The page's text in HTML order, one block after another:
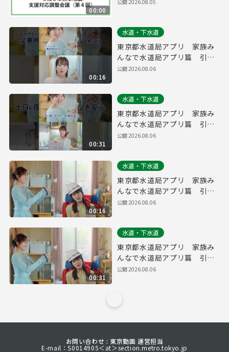
00:00
公開2026.08.05
00:16
水道・下水道
東京都水道局アプリ 家族み
んなで水道局アプリ篇 引っ
越し・防災 縦ver.（１５
公開2026.08.06
00:31
水道・下水道
東京都水道局アプリ 家族み
んなで水道局アプリ篇 引っ
越し・防災 縦ver.（３０
公開2026.08.06
00:16
水道・下水道
東京都水道局アプリ 家族み
んなで水道局アプリ篇 引っ
越し・防災（１５秒）
公開2026.08.06
00:31
水道・下水道
東京都水道局アプリ 家族み
んなで水道局アプリ篇 引っ
越し・防災（３０秒）
公開2026.08.06
お問い合わせ : 東京動画 運営担当
E-mail：S0014905＜at＞section.metro.tokyo.jp